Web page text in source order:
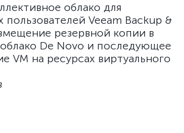
облако для
Veeam Backup &
резервной копии в
De Novo и последующее
VM на ресурсах виртуального